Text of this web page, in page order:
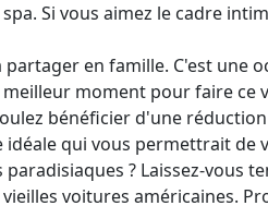
Si vous aimez le cadre
en famille. C'est
moment pour faire
bénéficier d'une
qui vous permettrait de
? Laissez-vous
voitures américaines.